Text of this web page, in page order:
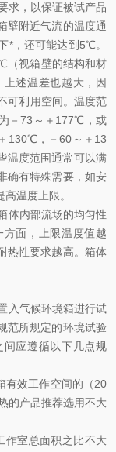
求，以保证被试产品
壁附近气流的温度通
*，还可能达到5℃。
（视箱壁的结构和材
述温差也越大，因
可利用空间。温度范
－73～＋177℃，或
130℃，－60～＋13
度范围通常可以满
确有特殊需要，如安
温度上限。
体内部流场的均匀性
面，上限温度值越
热性要求越高。箱体
入气候环境箱进行试
范所规定的环境试验
应遵循以下几点规
有效工作空间的（20
的产品推荐选用不大
作室总面积之比不大